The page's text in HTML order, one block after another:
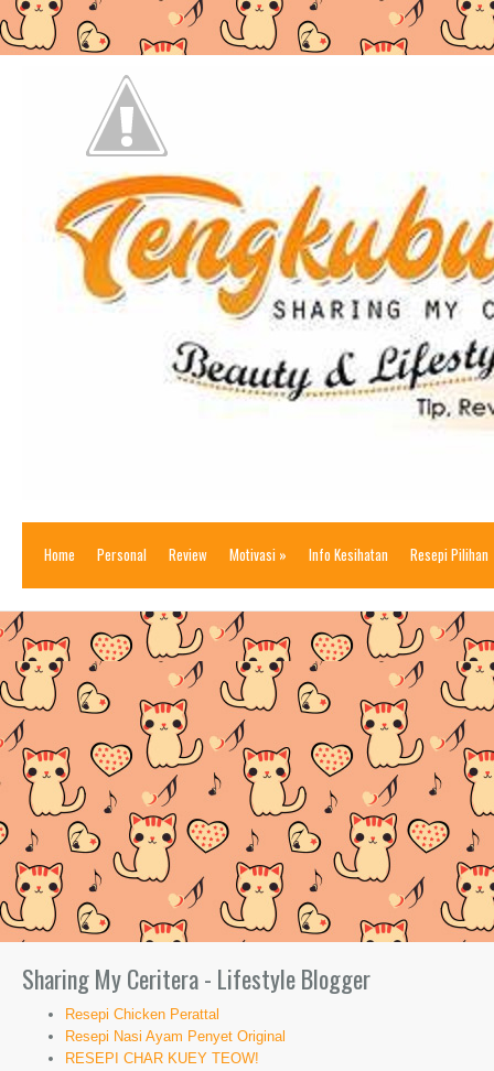
Home Personal Review Motivasi » Info Kesihatan Resepi Pilihan
Sharing My Ceritera - Lifestyle Blogger
Resepi Chicken Perattal
Resepi Nasi Ayam Penyet Original
RESEPI CHAR KUEY TEOW!